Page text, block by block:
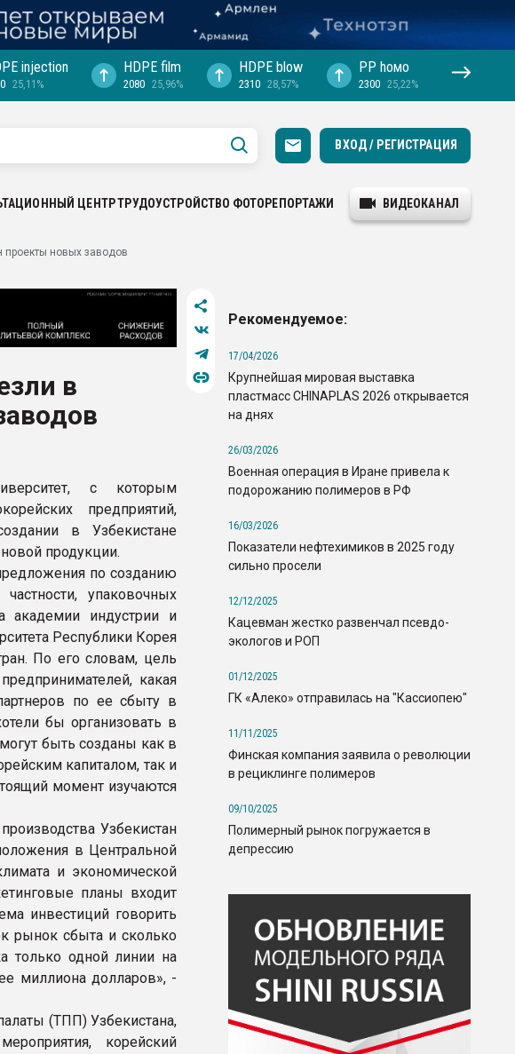
injection
25,11%
HDPE film
2080 25,96%
HDPE blow
2310 28,57%
PP hомо
2300 25,22%
ВХОД / РЕГИСТРАЦИЯ
ЦЕНТРТРУДОУСТРОЙСТВО ФОТОРЕПОРТАЖИ ВИДЕОКАНАЛ
проекты новых заводов
в
с которым
предприятий,
в Узбекистане
продукции.
по созданию
упаковочных
академии индустрии и
Республики Корея
По его словам, цель
какая
по ее сбыту в
бы организовать в
быть созданы как в
капиталом, так и
момент изучаются
Узбекистан
в Центральной
и экономической
планы входит
инвестиций говорить
рынок сбыта и сколько
только одной линии на
миллиона долларов», -
(ТПП) Узбекистана,
корейский
Рекомендуемое:
17/04/2026
Крупнейшая мировая выставка
пластмасс CHINAPLAS 2026 открывается
на днях
26/03/2026
Военная операция в Иране привела к
подорожанию полимеров в РФ
16/03/2026
Показатели нефтехимиков в 2025 году
сильно просели
12/12/2025
Кацевман жестко развенчал псевдо-
экологов и РОП
01/12/2025
ГК «Алеко» отправилась на "Кассиопею"
11/11/2025
Финская компания заявила о революции
в рециклинге полимеров
09/10/2025
Полимерный рынок погружается в
депрессию